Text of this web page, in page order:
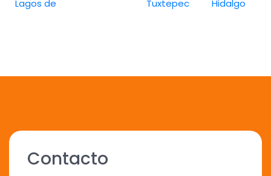
Lagos de
Tuxtepec
Hidalgo
Contacto